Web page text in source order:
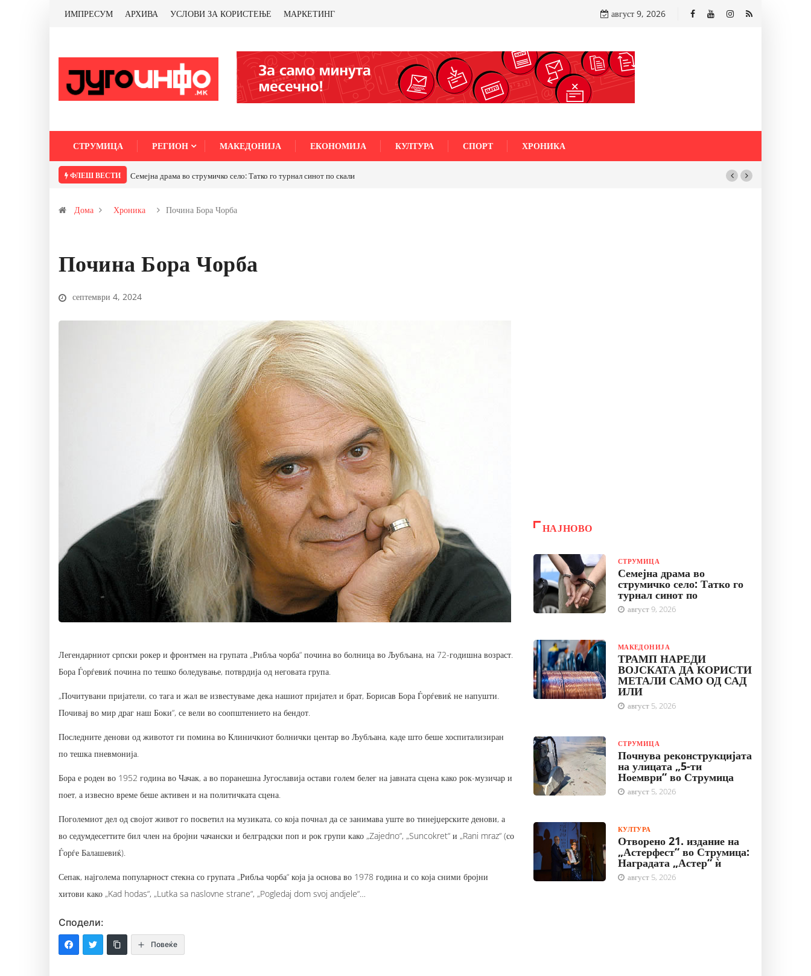
ИМПРЕСУМ АРХИВА УСЛОВИ ЗА КОРИСТЕЊЕ МАРКЕТИНГ август 9, 2026
СТРУМИЦА РЕГИОН МАКЕДОНИЈА ЕКОНОМИЈА КУЛТУРА СПОРТ ХРОНИКА
ФЛЕШ ВЕСТИСемејна драма во струмичко село: Татко го турнал синот по скалиТРАМП НАРЕДИ ВОЈСКАТА ДА КОРИСТИ МЕТАЛИ САМО ОД
Дома Хроника Почина Бора Чорба
Почина Бора Чорба
септември 4, 2024
Легендарниот српски рокер и фронтмен на групата „Рибља чорба“ почина во болница во Љубљана, на 72-годишна возраст.
Бора Ѓорѓевиќ почина по тешко боледување, потврдија од неговата група.
„Почитувани пријатели, со тага и жал ве известуваме дека нашиот пријател и брат, Борисав Бора Ѓорѓевиќ не напушти.
Почивај во мир драг наш Боки“, се вели во соопштението на бендот.
Последните денови од животот ги помина во Клиничкиот болнички центар во Љубљана, каде што беше хоспитализиран
по тешка пневмонија.
Бора е роден во 1952 година во Чачак, а во поранешна Југославија остави голем белег на јавната сцена како рок-музичар и
поет, а извесно време беше активен и на политичката сцена.
Поголемиот дел од својот живот го посветил на музиката, со која почнал да се занимава уште во тинејџерските денови, а
во седумдесеттите бил член на бројни чачански и белградски поп и рок групи како „Zajedno“, „Suncokret“ и „Rani mraz“ (со
Ѓорѓе Балашевиќ).
Сепак, најголема популарност стекна со групата „Рибља чорба“ која ја основа во 1978 година и со која сними бројни
хитови како „Kad hodas“, „Lutka sa naslovne strane“, „Pogledaj dom svoj andjele“…
Сподели:
Повеќе
НАЈНОВО
СТРУМИЦА
Семејна драма во
струмичко село: Татко го
турнал синот по
август 9, 2026
МАКЕДОНИЈА
ТРАМП НАРЕДИ
ВОЈСКАТА ДА КОРИСТИ
МЕТАЛИ САМО ОД САД
ИЛИ
август 5, 2026
СТРУМИЦА
Почнува реконструкцијата
на улицата „5-ти
Ноември“ во Струмица
август 5, 2026
КУЛТУРА
Отворено 21. издание на
„Астерфест“ во Струмица:
Наградата „Астер“ ѝ
август 5, 2026